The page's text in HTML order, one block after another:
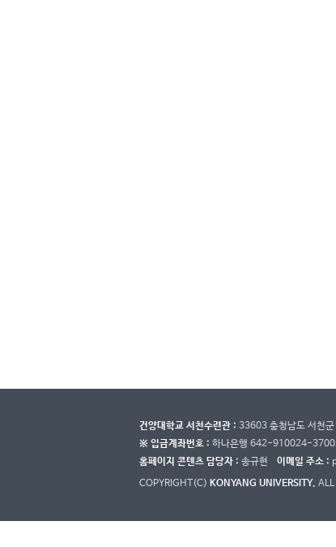
건양대학교 서천수련관 : 33603 충청남도 서천
※ 입금계좌번호 : 하나은행 642-910024-
홈페이지 콘텐츠 담당자 : 송규현 이메일 주소 :
COPYRIGHT(C) KONYANG UNIVERSITY. ALL